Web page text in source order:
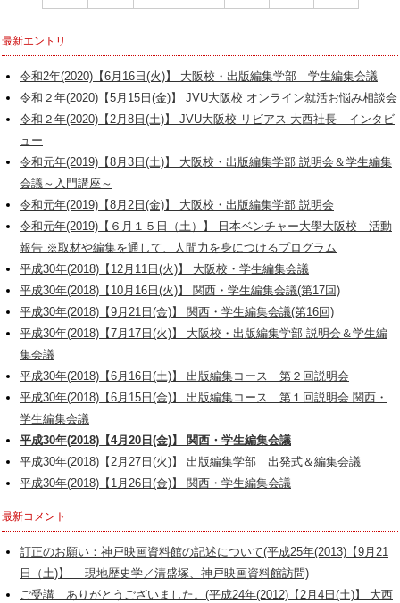
最新エントリ
令和2年(2020)【6月16日(火)】 大阪校・出版編集学部 学生編集会議
令和２年(2020)【5月15日(金)】 JVU大阪校 オンライン就活お悩み相談会
令和２年(2020)【2月8日(土)】 JVU大阪校 リビアス 大西社長 インタビ
ュー
令和元年(2019)【8月3日(土)】 大阪校・出版編集学部 説明会＆学生編集
会議～入門講座～
令和元年(2019)【8月2日(金)】 大阪校・出版編集学部 説明会
令和元年(2019)【６月１５日（土）】 日本ベンチャー大學大阪校 活動
報告 ※取材や編集を通して、人間力を身につけるプログラム
平成30年(2018)【12月11日(火)】 大阪校・学生編集会議
平成30年(2018)【10月16日(火)】 関西・学生編集会議(第17回)
平成30年(2018)【9月21日(金)】 関西・学生編集会議(第16回)
平成30年(2018)【7月17日(火)】 大阪校・出版編集学部 説明会＆学生編
集会議
平成30年(2018)【6月16日(土)】 出版編集コース 第２回説明会
平成30年(2018)【6月15日(金)】 出版編集コース 第１回説明会 関西・
学生編集会議
平成30年(2018)【4月20日(金)】 関西・学生編集会議
平成30年(2018)【2月27日(火)】 出版編集学部 出発式＆編集会議
平成30年(2018)【1月26日(金)】 関西・学生編集会議
最新コメント
訂正のお願い：神戸映画資料館の記述について(平成25年(2013)【9月21
日（土)】 現地歴史学／清盛塚、神戸映画資料館訪問)
ご受講 ありがとうございました。(平成24年(2012)【2月4日(土)】 大西